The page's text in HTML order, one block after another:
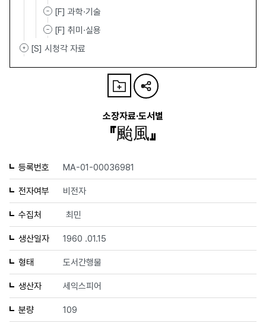
[F] 과학·기술
[F] 취미·실용
[S] 시청각 자료
소장자료·도서별
『颱風』
등록번호 MA-01-00036981
전자여부 비전자
수집처 최민
생산일자 1960 .01.15
형태 도서간행물
생산자 세익스피어
분량 109